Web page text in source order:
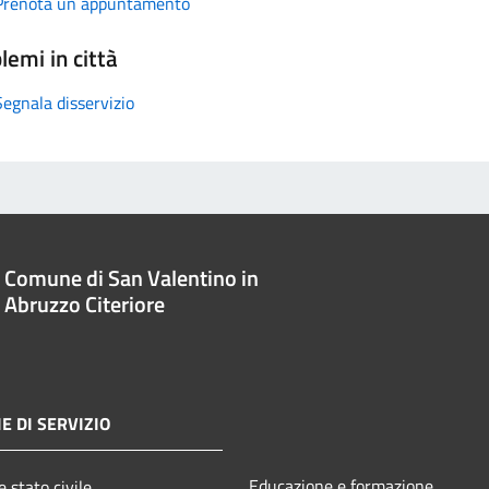
in città
disservizio
Comune di San Valentino in
Abruzzo Citeriore
DI SERVIZIO